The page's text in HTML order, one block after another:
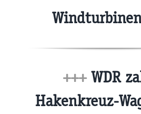
+++WDR
Hakenkreuz-